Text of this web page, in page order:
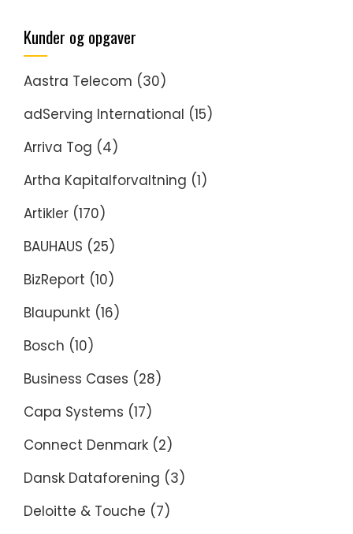
Kunder og opgaver
Aastra Telecom (30)
adServing International (15)
Arriva Tog (4)
Artha Kapitalforvaltning (1)
Artikler (170)
BAUHAUS (25)
BizReport (10)
Blaupunkt (16)
Bosch (10)
Business Cases (28)
Capa Systems (17)
Connect Denmark (2)
Dansk Dataforening (3)
Deloitte & Touche (7)